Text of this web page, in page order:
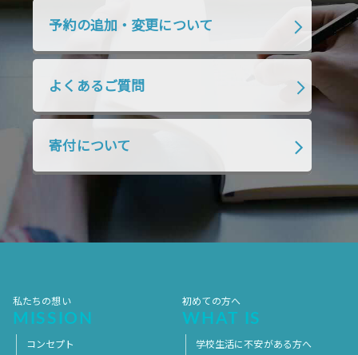
2019年4月
2018年7月 2018年6月
2018年4月 2018年3月 2018年2月
2018年1月 2017年12月
2017年10月 2017年9月 2017年8月
2017年5月
2017年4月
予約の追加・変更について
よくあるご質問
寄付について
私たちの想い
MISSION
コンセプト
初めての方へ
WHAT IS
学校生活に不安がある方へ